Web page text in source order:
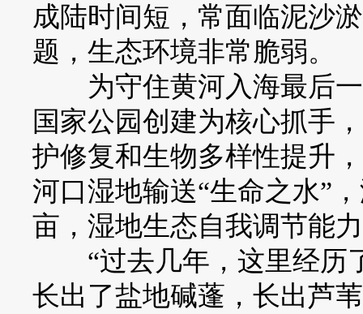
成陆时间短，常面临泥沙
题，生态环境非常脆弱。
为守住黄河入海最后一
国家公园创建为核心抓手
护修复和生物多样性提升
河口湿地输送“生命之水”
亩，湿地生态自我调节能
“过去几年，这里经历
长出了盐地碱蓬，长出芦